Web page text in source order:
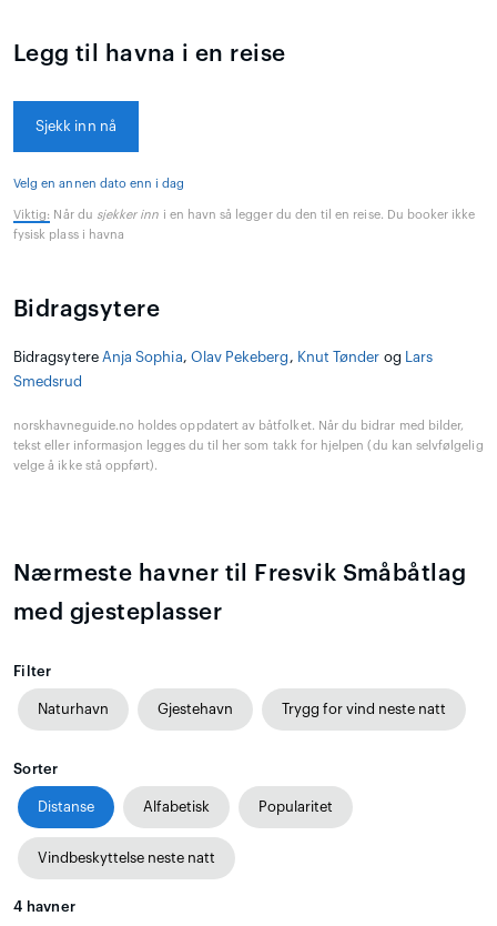
Legg til havna i en reise
Sjekk inn nå
Velg en annen dato enn i dag
Viktig: Når du sjekker inn i en havn så legger du den til en reise. Du booker ikke
fysisk plass i havna
Bidragsytere
Bidragsytere Anja Sophia, Olav Pekeberg , Knut Tønder og
Lars
Smedsrud
norskhavneguide.no holdes oppdatert av båtfolket. Når du bidrar med bilder,
tekst eller informasjon legges du til her som takk for hjelpen (du kan selvfølgelig
velge å ikke stå oppført).
Nærmeste havner til Fresvik Småbåtlag
med gjesteplasser
Filter
Naturhavn Gjestehavn Trygg for vind neste natt
Sorter
Distanse Alfabetisk Popularitet
Vindbeskyttelse neste natt
4 havner